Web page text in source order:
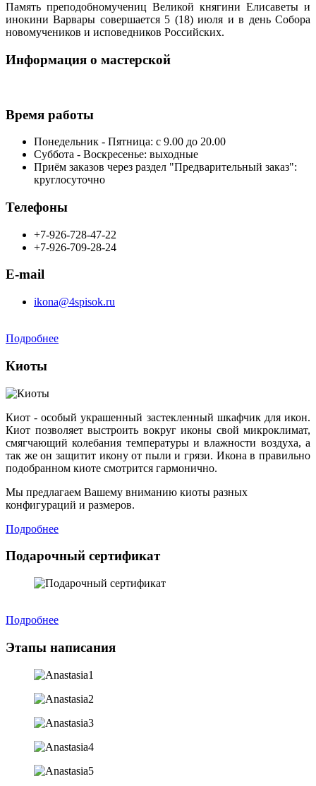
Память преподобномучениц Великой княгини Елисаветы и
инокини Варвары совершается 5 (18) июля и в день Собора
новомучеников и исповедников Российских.
Информация о мастерской
Время работы
Понедельник - Пятница: с 9.00 до 20.00
Суббота - Воскресенье: выходные
Приём заказов через раздел "Предварительный заказ":
круглосуточно
Телефоны
+7-926-728-47-22
+7-926-709-28-24
E-mail
ikona@4spisok.ru
Подробнее
Киоты
Киот - особый украшенный застекленный шкафчик для икон.
Киот позволяет выстроить вокруг иконы свой микроклимат,
смягчающий колебания температуры и влажности воздуха, а
так же он защитит икону от пыли и грязи. Икона в правильно
подобранном киоте смотрится гармонично.
Мы предлагаем Вашему вниманию киоты разных
конфигураций и размеров.
Подробнее
Подарочный сертификат
Подробнее
Этапы написания